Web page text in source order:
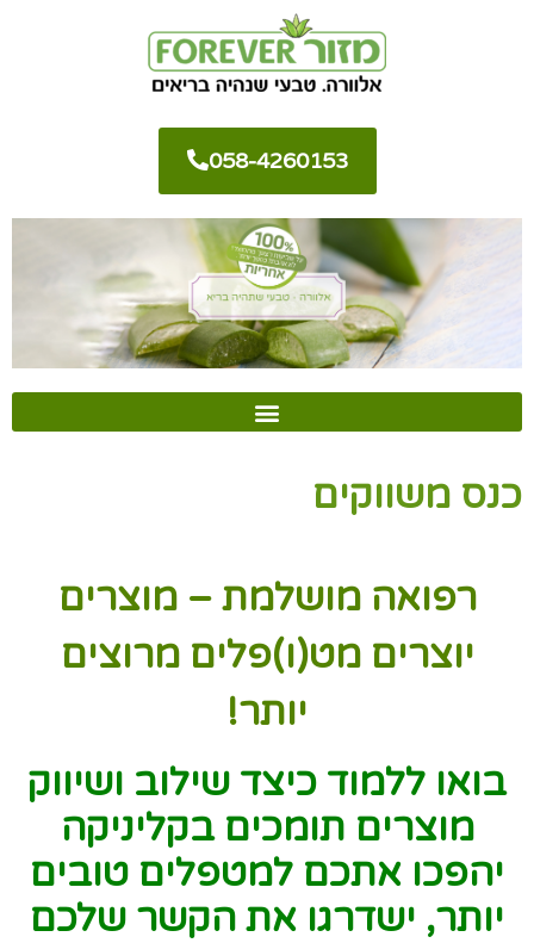
058-4260153
כנס משווקים
רפואה מושלמת – מוצרים
יוצרים מט(ו)פלים מרוצים
יותר!
בואו ללמוד כיצד שילוב ושיווק
מוצרים תומכים בקליניקה
יהפכו אתכם למטפלים טובים
יותר, ישדרגו את הקשר שלכם